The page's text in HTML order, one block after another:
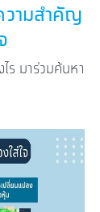
วามสำคัญ
ร มาร่วมค้นหา